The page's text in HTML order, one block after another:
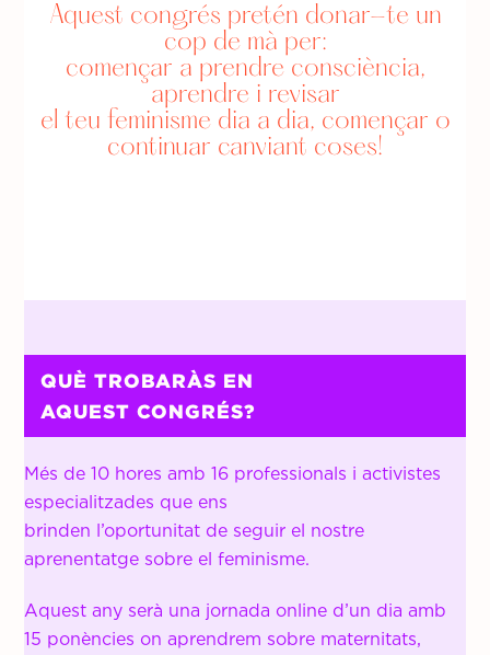
Aquest congrés pretén donar-te un
cop de mà per:
començar a prendre consciència,
aprendre i revisar
el teu feminisme dia a dia, començar o
continuar canviant coses!
QUÈ TROBARÀS EN
AQUEST CONGRÉS?
Més de 10 hores amb 16 professionals i activistes
especialitzades que ens
brinden l’oportunitat de seguir el nostre
aprenentatge sobre el feminisme.
Aquest any serà una jornada online d’un dia amb
15 ponències on aprendrem sobre maternitats,